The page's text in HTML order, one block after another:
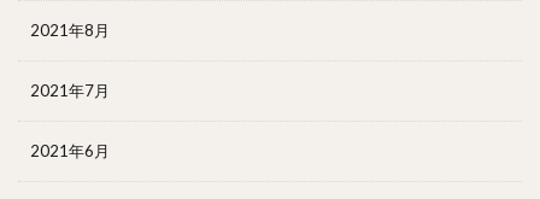
2021年8月
2021年7月
2021年6月